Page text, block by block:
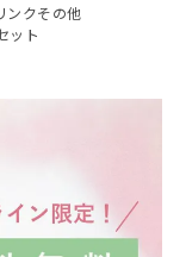
ンクその他
ット